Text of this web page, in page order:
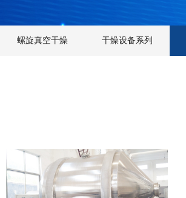
螺旋真空干燥 干燥设备系列